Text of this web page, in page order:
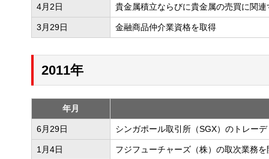
4月2日 貴金属積立ならびに貴金属の売買に関
3月29日 金融商品仲介業資格を取得
2011年
年月
6月29日 シンガポール取引所（SGX）のトレー
1月4日 フジフューチャーズ（株）の取次業務を